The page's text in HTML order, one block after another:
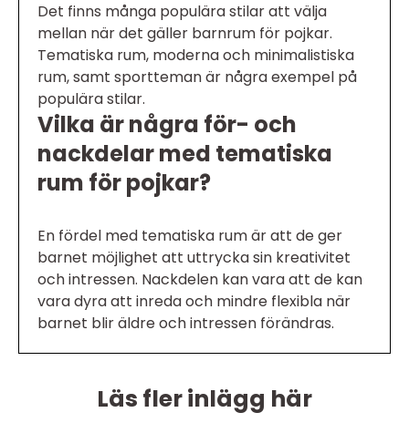
Det finns många populära stilar att välja
mellan när det gäller barnrum för pojkar.
Tematiska rum, moderna och minimalistiska
rum, samt sportteman är några exempel på
populära stilar.
Vilka är några för- och
nackdelar med tematiska
rum för pojkar?
En fördel med tematiska rum är att de ger
barnet möjlighet att uttrycka sin kreativitet
och intressen. Nackdelen kan vara att de kan
vara dyra att inreda och mindre flexibla när
barnet blir äldre och intressen förändras.
Läs fler inlägg här